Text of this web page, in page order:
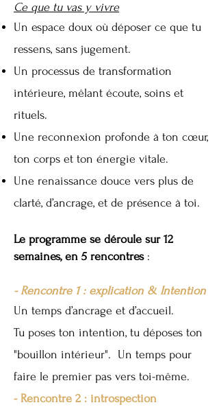
Ce que tu vas y vivre
Un espace doux où déposer ce que tu
ressens, sans jugement.
Un processus de transformation
intérieure, mêlant écoute, soins et
rituels.
Une reconnexion profonde à ton cœur,
ton corps et ton énergie vitale.
Une renaissance douce vers plus de
clarté, d’ancrage, et de présence à toi.
Le programme se déroule sur 12
semaines, en 5 rencontres:
- Rencontre 1 : explication & Intention
Un temps d’ancrage et d’accueil.
Tu poses ton intention, tu déposes ton
"bouillon intérieur". Un temps pour
faire le premier pas vers toi-même.
- Rencontre 2 : introspection